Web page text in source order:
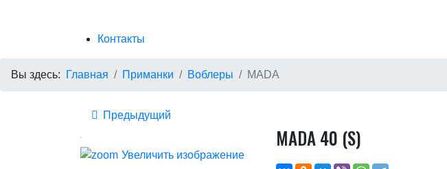
Контакты
Вы здесь: Главная Приманки Воблеры MADA
Предыдущий
Увеличить изображение
МАDA 40 (S)